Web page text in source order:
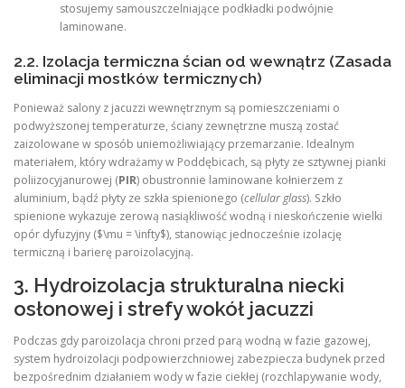
stosujemy samouszczelniające podkładki podwójnie
laminowane.
2.2. Izolacja termiczna ścian od wewnątrz (Zasada
eliminacji mostków termicznych)
Ponieważ salony z jacuzzi wewnętrznym są pomieszczeniami o
podwyższonej temperaturze, ściany zewnętrzne muszą zostać
zaizolowane w sposób uniemożliwiający przemarzanie. Idealnym
materiałem, który wdrażamy w Poddębicach, są płyty ze sztywnej pianki
poliizocyjanurowej (PIR) obustronnie laminowane kołnierzem z
aluminium, bądź płyty ze szkła spienionego (cellular glass). Szkło
spienione wykazuje zerową nasiąkliwość wodną i nieskończenie wielki
opór dyfuzyjny ($\mu = \infty$), stanowiąc jednocześnie izolację
termiczną i barierę paroizolacyjną.
3. Hydroizolacja strukturalna niecki
osłonowej i strefy wokół jacuzzi
Podczas gdy paroizolacja chroni przed parą wodną w fazie gazowej,
system hydroizolacji podpowierzchniowej zabezpiecza budynek przed
bezpośrednim działaniem wody w fazie ciekłej (rozchlapywanie wody,